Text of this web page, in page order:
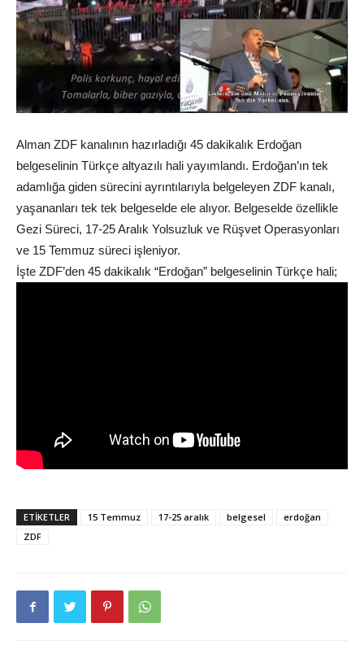
Alman ZDF kanalının hazırladığı 45 dakikalık Erdoğan
belgeselinin Türkçe altyazılı hali yayımlandı. Erdoğan’ın tek
adamlığa giden sürecini ayrıntılarıyla belgeleyen ZDF kanalı,
yaşananları tek tek belgeselde ele alıyor. Belgeselde özellikle
Gezi Süreci, 17-25 Aralık Yolsuzluk ve Rüşvet Operasyonları
ve 15 Temmuz süreci işleniyor.
İşte ZDF’den 45 dakikalık “Erdoğan” belgeselinin Türkçe hali;
ETIKETLER 15 Temmuz 17-25 aralık belgesel
erdoğan
ZDF